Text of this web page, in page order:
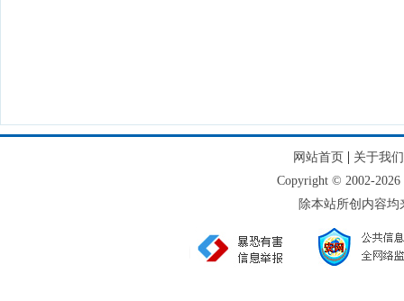
网站首页| 关于我们
Copyright © 2002-
除本站所创内容